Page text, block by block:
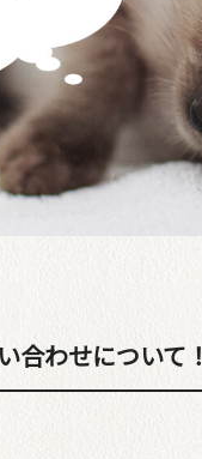
合わせについて！